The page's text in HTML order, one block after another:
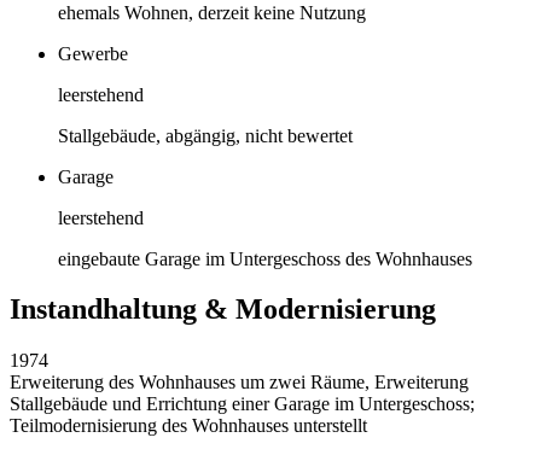
ehemals Wohnen, derzeit keine Nutzung
Gewerbe
leerstehend
Stallgebäude, abgängig, nicht bewertet
Garage
leerstehend
eingebaute Garage im Untergeschoss des Wohnhauses
Instandhaltung & Modernisierung
1974
Erweiterung des Wohnhauses um zwei Räume, Erweiterung
Stallgebäude und Errichtung einer Garage im Untergeschoss;
Teilmodernisierung des Wohnhauses unterstellt